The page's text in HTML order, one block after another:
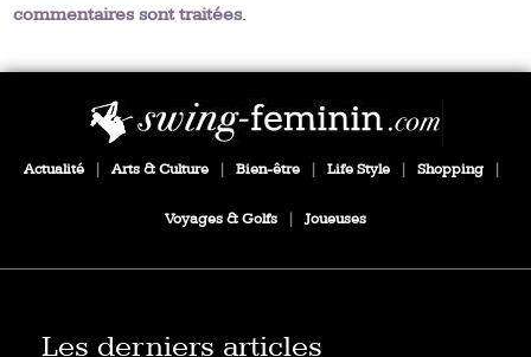
commentaires sont traitées.
Actualité Arts & Culture Bien-être Life Style Shopping
Voyages & Golfs Joueuses
Les derniers articles